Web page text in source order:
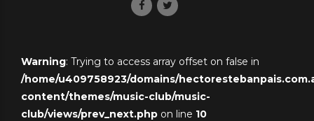
Warning: Trying to access array offset on false in
/home/u409758923/domains/
content/themes/music-club/music-
club/views/prev_next.php on line 10